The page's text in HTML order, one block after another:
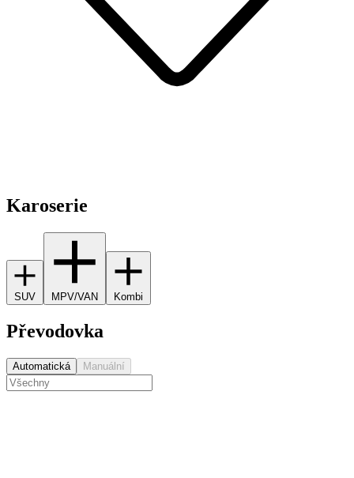
Karoserie
SUV MPV/VAN Kombi
Převodovka
Automatická Manuální